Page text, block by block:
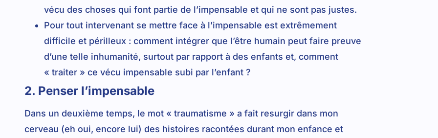
vécu des choses qui font partie de l’impensable et qui ne sont pas justes.
Pour tout intervenant se mettre face à l’impensable est extrêmement
difficile et périlleux : comment intégrer que l’être humain peut faire preuve
d’une telle inhumanité, surtout par rapport à des enfants et, comment
« traiter » ce vécu impensable subi par l’enfant ?
2. Penser l’impensable
Dans un deuxième temps, le mot « traumatisme » a fait resurgir dans mon
cerveau (eh oui, encore lui) des histoires racontées durant mon enfance et